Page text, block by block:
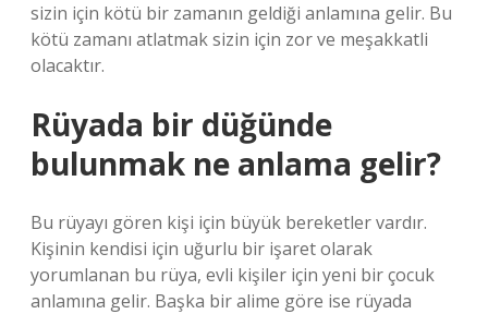
sizin için kötü bir zamanın geldiği anlamına gelir. Bu
kötü zamanı atlatmak sizin için zor ve meşakkatli
olacaktır.
Rüyada bir düğünde
bulunmak ne anlama gelir?
Bu rüyayı gören kişi için büyük bereketler vardır.
Kişinin kendisi için uğurlu bir işaret olarak
yorumlanan bu rüya, evli kişiler için yeni bir çocuk
anlamına gelir. Başka bir alime göre ise rüyada